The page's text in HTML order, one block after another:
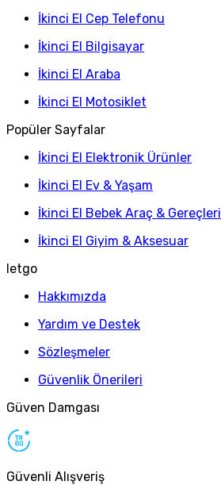
İkinci El Cep Telefonu
İkinci El Bilgisayar
İkinci El Araba
İkinci El Motosiklet
Popüler Sayfalar
İkinci El Elektronik Ürünler
İkinci El Ev & Yaşam
İkinci El Bebek Araç & Gereçleri
İkinci El Giyim & Aksesuar
letgo
Hakkımızda
Yardım ve Destek
Sözleşmeler
Güvenlik Önerileri
Güven Damgası
Güvenli Alışveriş